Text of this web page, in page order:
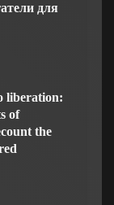
для
liberation:
of
the